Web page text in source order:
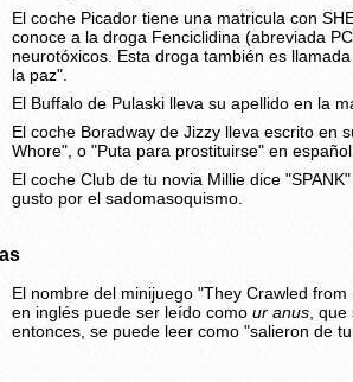
El coche Picador tiene una matricula con
conoce a la droga Fenciclidina (abreviada
neurotóxicos. Esta droga también es
la paz".
El Buffalo de Pulaski lleva su apellido en la
El coche Boradway de Jizzy lleva escrito en
Whore", o "Puta para prostituirse" en español.
El coche Club de tu novia Millie dice
gusto por el sadomasoquismo.
El nombre del minijuego "They Crawled
en inglés puede ser leído como ur anus ,
entonces, se puede leer como "salieron de